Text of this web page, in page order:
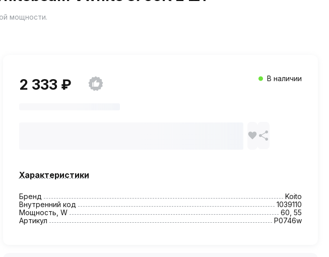
мощности.
2 333 ₽ В наличии
Характеристики
Бренд
Koito
Внутренний код
1039110
Мощность, W
60, 55
Артикул
P0746w